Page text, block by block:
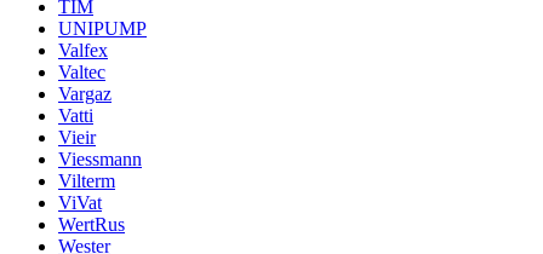
TIM
UNIPUMP
Valfex
Valtec
Vargaz
Vatti
Vieir
Viessmann
Vilterm
ViVat
WertRus
Wester